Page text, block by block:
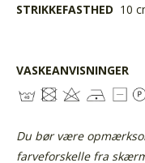
STRIKKEFASTHED 10
VASKEANVISNINGER
Du bør være
farveforskelle fra